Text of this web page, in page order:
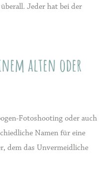
Jeder hat bei der
alten oder
Fotoshooting oder auch
Namen für eine
dem das Unvermeidliche